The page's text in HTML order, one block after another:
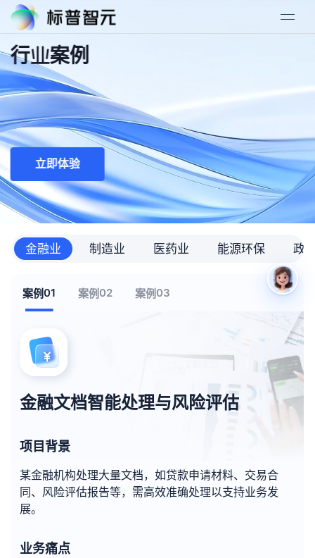
行业案例
立即体验
金融业 制造业 医药业 能源环保 政
案例01 案例 02 案例 03
金融文档智能处理与风险评估
项目背景
某金融机构处理大量文档，如贷款申请材料、交易合
同、风险评估报告等，需高效准确处理以支持业务发
展。
业务痛点